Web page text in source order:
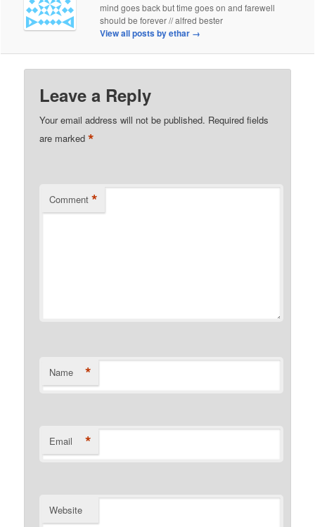
mind goes back but time goes on and farewell
should be forever // alfred bester
View all posts by ethar →
Leave a Reply
Your email address will not be published. Required fields
are marked*
Comment *
Name *
Email *
Website